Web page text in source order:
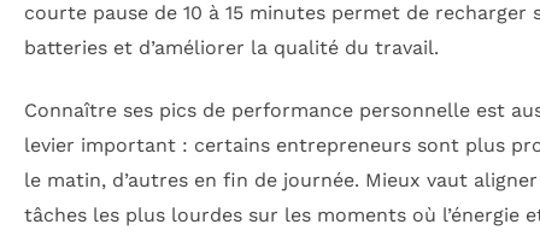
courte pause de 10 à 15 minutes permet de recharger
batteries et d’améliorer la qualité du travail.
Connaître ses pics de performance personnelle est
levier important : certains entrepreneurs sont plus
le matin, d’autres en fin de journée. Mieux vaut
tâches les plus lourdes sur les moments où l’énergie